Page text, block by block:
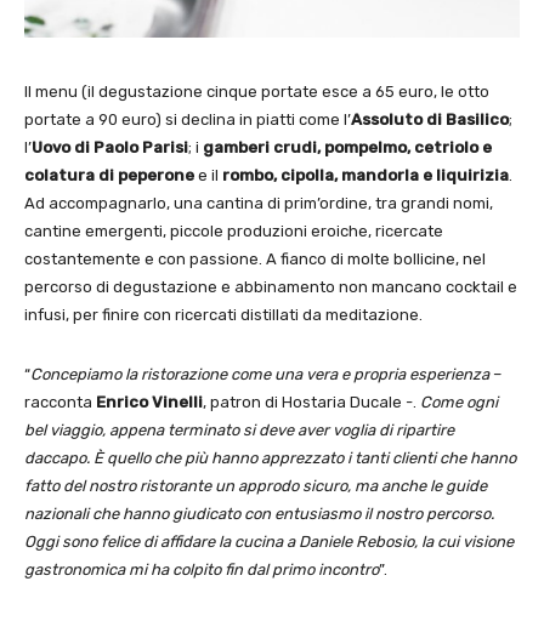
Il menu (il degustazione cinque portate esce a 65 euro, le otto
portate a 90 euro) si declina in piatti come l’Assoluto di Basilico;
l’Uovo di Paolo Parisi; i gamberi crudi, pompelmo, cetriolo e
colatura di peperone e il rombo, cipolla, mandorla e liquirizia
Ad accompagnarlo, una cantina di prim’ordine, tra grandi nomi,
cantine emergenti, piccole produzioni eroiche, ricercate
costantemente e con passione. A fianco di molte bollicine, nel
percorso di degustazione e abbinamento non mancano cocktail e
infusi, per finire con ricercati distillati da meditazione.
“Concepiamo la ristorazione come una vera e propria esperienza–
racconta Enrico Vinelli, patron di Hostaria Ducale -. Come ogni
bel viaggio, appena terminato si deve aver voglia di ripartire
daccapo. È quello che più hanno apprezzato i tanti clienti che hanno
fatto del nostro ristorante un approdo sicuro, ma anche le guide
nazionali che hanno giudicato con entusiasmo il nostro percorso.
Oggi sono felice di affidare la cucina a Daniele Rebosio, la cui visione
gastronomica mi ha colpito fin dal primo incontro”.